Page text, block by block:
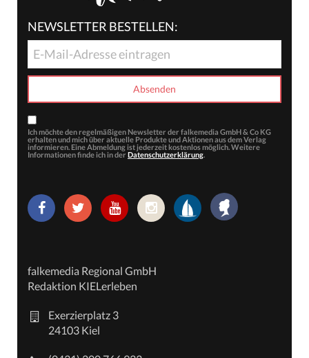
NEWSLETTER BESTELLEN:
Ich möchte den regelmäßigen Newsletter der falkemedia GmbH & Co KG
erhalten und mich über aktuelle Produkte und Aktionen aus dem Verlag
informieren. Eine Abmeldung ist jederzeit kostenlos möglich. Weitere
Informationen finde ich in der Datenschutzerklärung.
falkemedia Regional GmbH
Redaktion KIELerleben
Exerzierplatz 3
24103 Kiel